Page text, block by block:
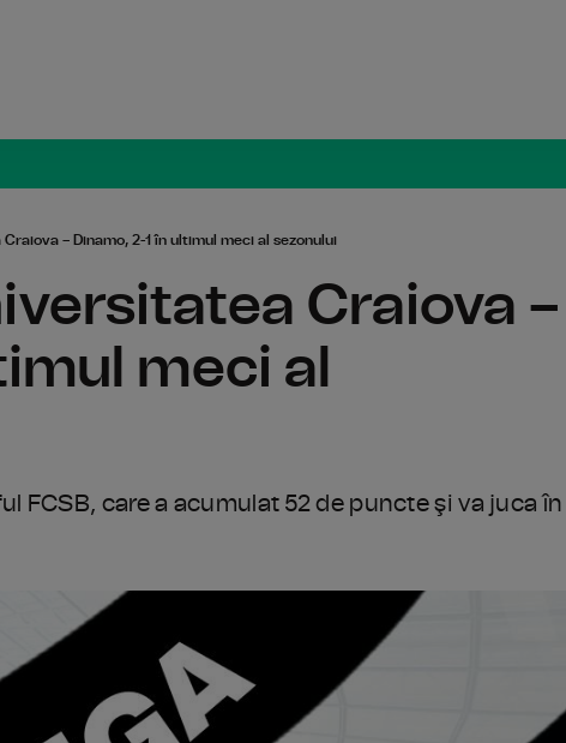
– Dinamo, 2-1 în ultimul meci al sezonului
Craiova –
meci al
FCSB, care a acumulat 52 de puncte şi va juca în